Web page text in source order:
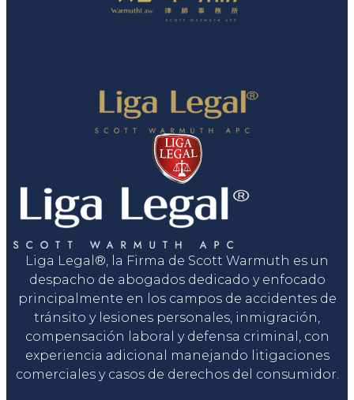
Liga Legal®, la Firma de Scott Warmuth es un
despacho de abogados dedicado y enfocado
principalmente en los campos de accidentes de
tránsito y lesiones personales, inmigración,
compensación laboral y defensa criminal, con
experiencia adicional manejando litigaciones
comerciales y casos de derechos del consumidor.